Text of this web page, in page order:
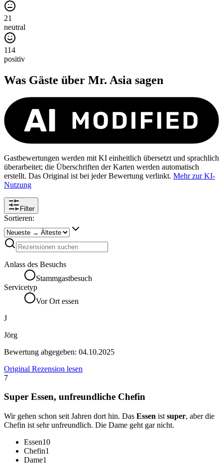
21
neutral
114
positiv
Was Gäste über Mr. Asia sagen
Gastbewertungen werden mit KI einheitlich übersetzt und sprachlich
überarbeitet; die Überschriften der Karten werden automatisch
erstellt. Das Original ist bei jeder Bewertung verlinkt. Mehr zur KI-
Nutzung
Filter
Sortieren:
Anlass des Besuchs
Stammgastbesuch
Servicetyp
Vor Ort essen
J
Jörg
Bewertung abgegeben: 04.10.2025
Original Rezension lesen
7
Super Essen, unfreundliche Chefin
Wir gehen schon seit Jahren dort hin. Das Essen ist super, aber die
Chefin ist sehr unfreundlich. Die Dame geht gar nicht.
Essen10
Chefin1
Dame1